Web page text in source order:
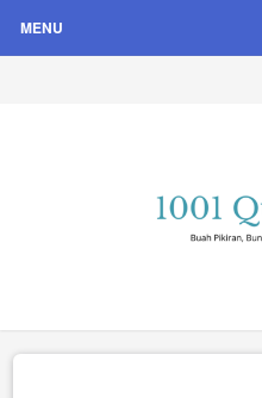
MENU
Quote Hari Puisi